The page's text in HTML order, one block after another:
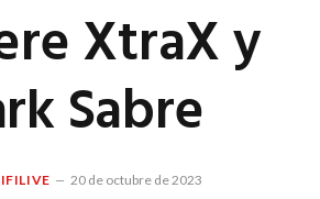
XtraX y
Sabre
20 de octubre de 2023